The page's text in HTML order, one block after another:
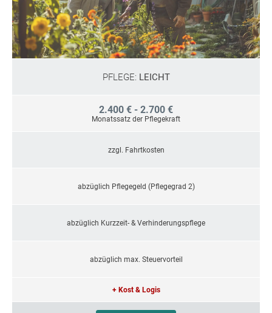
PFLEGE: LEICHT
2.400 € - 2.700 €
Monatssatz der Pflegekraft
zzgl. Fahrtkosten
abzüglich Pflegegeld (Pflegegrad 2)
abzüglich Kurzzeit- & Verhinderungspflege
abzüglich max. Steuervorteil
+ Kost & Logis